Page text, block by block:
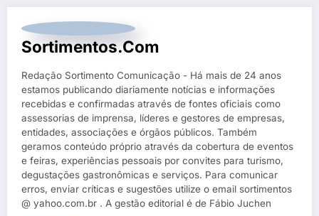
Sortimentos.com
Redação Sortimento Comunicação - Há mais de 24 anos
estamos publicando diariamente notícias e informações
recebidas e confirmadas através de fontes oficiais como
assessorias de imprensa, líderes e gestores de empresas,
entidades, associações e órgãos públicos. Também
geramos conteúdo próprio através da cobertura de eventos
e feiras, experiências pessoais por convites para turismo,
degustações gastronômicas e serviços. Para comunicar
erros, enviar críticas e sugestões utilize o email sortimentos
@ yahoo.com.br . A gestão editorial é de Fábio Juchen